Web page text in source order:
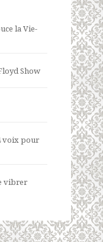
la Vie-
Show
voix pour
vibrer